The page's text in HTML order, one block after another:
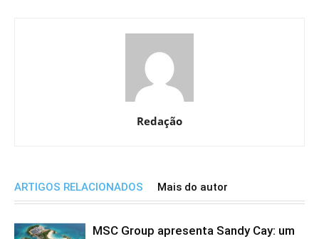
Redação
ARTIGOS RELACIONADOS Mais do autor
MSC Group apresenta Sandy Cay: um